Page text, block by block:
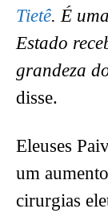
Tietê. É
Estado
grandeza
disse.
Eleuses
um
cirurgias